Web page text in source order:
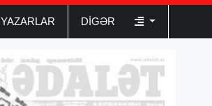
YAZARLAR DIGƏR